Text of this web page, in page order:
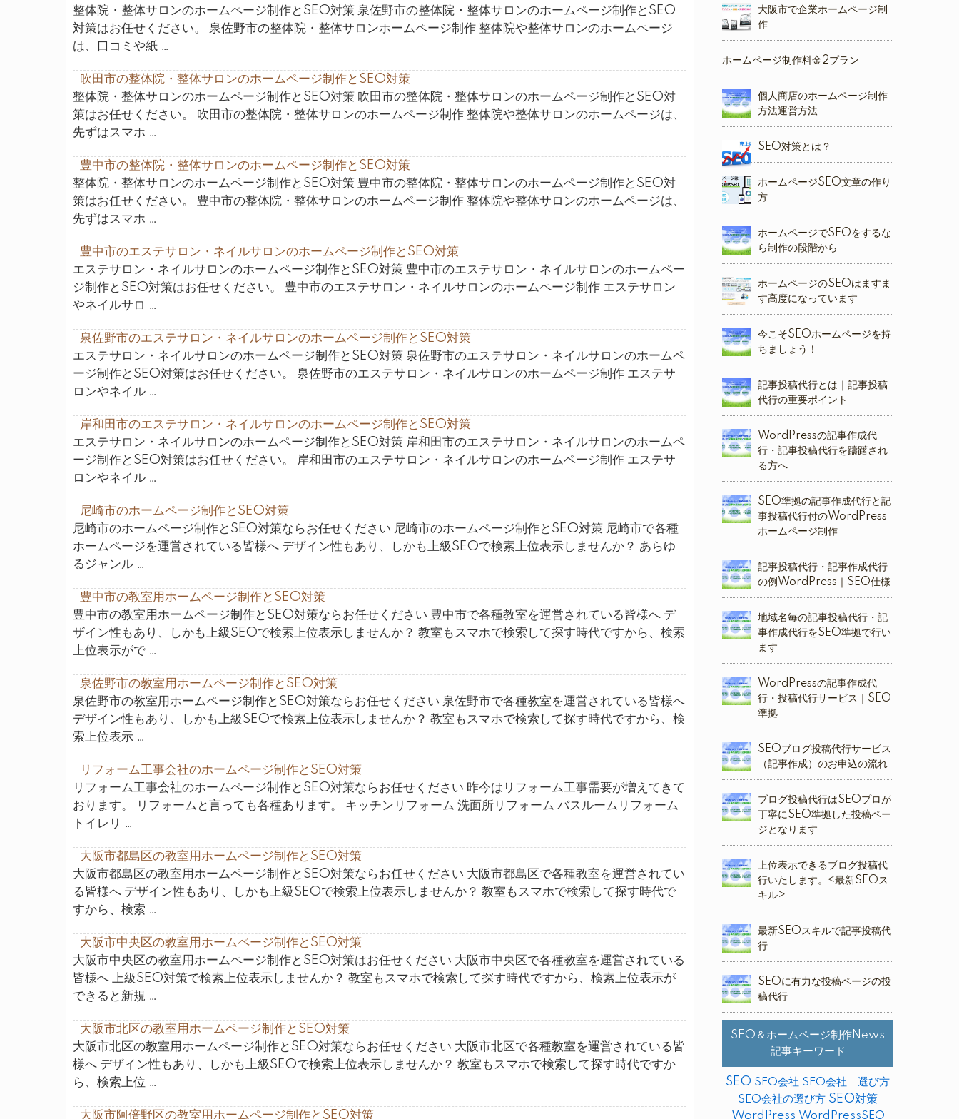
整体院・整体サロンのホームページ制作とSEO対策 泉佐野市の整体院・整体サロンのホームページ制作とSEO
対策はお任せください。 泉佐野市の整体院・整体サロンホームページ制作 整体院や整体サロンのホームページ
は、口コミや紙 …
吹田市の整体院・整体サロンのホームページ制作とSEO対策
整体院・整体サロンのホームページ制作とSEO対策 吹田市の整体院・整体サロンのホームページ制作とSEO対
策はお任せください。 吹田市の整体院・整体サロンのホームページ制作 整体院や整体サロンのホームページは、
先ずはスマホ …
豊中市の整体院・整体サロンのホームページ制作とSEO対策
整体院・整体サロンのホームページ制作とSEO対策 豊中市の整体院・整体サロンのホームページ制作とSEO対
策はお任せください。 豊中市の整体院・整体サロンのホームページ制作 整体院や整体サロンのホームページは、
先ずはスマホ …
豊中市のエステサロン・ネイルサロンのホームページ制作とSEO対策
エステサロン・ネイルサロンのホームページ制作とSEO対策 豊中市のエステサロン・ネイルサロンのホームペー
ジ制作とSEO対策はお任せください。 豊中市のエステサロン・ネイルサロンのホームページ制作 エステサロン
やネイルサロ …
泉佐野市のエステサロン・ネイルサロンのホームページ制作とSEO対策
エステサロン・ネイルサロンのホームページ制作とSEO対策 泉佐野市のエステサロン・ネイルサロンのホームペ
ージ制作とSEO対策はお任せください。 泉佐野市のエステサロン・ネイルサロンのホームページ制作 エステサ
ロンやネイル …
岸和田市のエステサロン・ネイルサロンのホームページ制作とSEO対策
エステサロン・ネイルサロンのホームページ制作とSEO対策 岸和田市のエステサロン・ネイルサロンのホームペ
ージ制作とSEO対策はお任せください。 岸和田市のエステサロン・ネイルサロンのホームページ制作 エステサ
ロンやネイル …
尼崎市のホームページ制作とSEO対策
尼崎市のホームページ制作とSEO対策ならお任せください 尼崎市のホームページ制作とSEO対策 尼崎市で各種
ホームページを運営されている皆様へ デザイン性もあり、しかも上級SEOで検索上位表示しませんか？ あらゆ
るジャンル …
豊中市の教室用ホームページ制作とSEO対策
豊中市の教室用ホームページ制作とSEO対策ならお任せください 豊中市で各種教室を運営されている皆様へ デ
ザイン性もあり、しかも上級SEOで検索上位表示しませんか？ 教室もスマホで検索して探す時代ですから、検索
上位表示がで …
泉佐野市の教室用ホームページ制作とSEO対策
泉佐野市の教室用ホームページ制作とSEO対策ならお任せください 泉佐野市で各種教室を運営されている皆様へ
デザイン性もあり、しかも上級SEOで検索上位表示しませんか？ 教室もスマホで検索して探す時代ですから、検
索上位表示 …
リフォーム工事会社のホームページ制作とSEO対策
リフォーム工事会社のホームページ制作とSEO対策ならお任せください 昨今はリフォーム工事需要が増えてきて
おります。 リフォームと言っても各種あります。 キッチンリフォーム 洗面所リフォーム バスルームリフォーム
トイレリ …
大阪市都島区の教室用ホームページ制作とSEO対策
大阪市都島区の教室用ホームページ制作とSEO対策ならお任せください 大阪市都島区で各種教室を運営されてい
る皆様へ デザイン性もあり、しかも上級SEOで検索上位表示しませんか？ 教室もスマホで検索して探す時代で
すから、検索 …
大阪市中央区の教室用ホームページ制作とSEO対策
大阪市中央区の教室用ホームページ制作とSEO対策はお任せください 大阪市中央区で各種教室を運営されている
皆様へ 上級SEO対策で検索上位表示しませんか？ 教室もスマホで検索して探す時代ですから、検索上位表示が
できると新規 …
大阪市北区の教室用ホームページ制作とSEO対策
大阪市北区の教室用ホームページ制作とSEO対策ならお任せください 大阪市北区で各種教室を運営されている皆
様へ デザイン性もあり、しかも上級SEOで検索上位表示しませんか？ 教室もスマホで検索して探す時代ですか
ら、検索上位 …
大阪市阿倍野区の教室用ホームページ制作とSEO対策
大阪市で企業ホームページ制
作
ホームページ制作料金2プラン
個人商店のホームページ制作
方法運営方法
SEO対策とは？
ホームページSEO文章の作り
方
ホームページでSEOをするな
ら制作の段階から
ホームページのSEOはますま
す高度になっています
今こそSEOホームページを持
ちましょう！
記事投稿代行とは｜記事投稿
代行の重要ポイント
WordPressの記事作成代
行・記事投稿代行を躊躇され
る方へ
SEO準拠の記事作成代行と記
事投稿代行付のWordPress
ホームページ制作
記事投稿代行・記事作成代行
の例WordPress｜SEO仕様
地域名毎の記事投稿代行・記
事作成代行をSEO準拠で行い
ます
WordPressの記事作成代
行・投稿代行サービス｜SEO
準拠
SEOブログ投稿代行サービス
（記事作成）のお申込の流れ
ブログ投稿代行はSEOプロが
丁寧にSEO準拠した投稿ペー
ジとなります
上位表示できるブログ投稿代
行いたします。<最新SEOス
キル>
最新SEOスキルで記事投稿代
行
SEOに有力な投稿ページの投
稿代行
SEO＆ホームページ制作News
記事キーワード
SEO SEO会社 SEO会社 選び方
SEO会社の選び方 SEO対策
WordPress WordPressSEO